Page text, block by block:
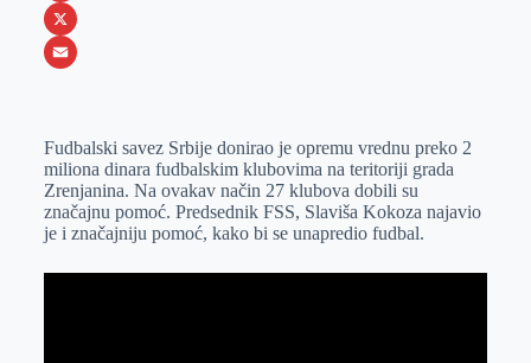
b
o
s
e
e
r
n
k
I
n
i
b
W
h
s
A
p
X
a
i
l
Fudbalski savez Srbije donirao je opremu vrednu preko 2
miliona dinara fudbalskim klubovima na teritoriji grada
Zrenjanina. Na ovakav način 27 klubova dobili su
značajnu pomoć. Predsednik FSS, Slaviša Kokoza najavio
je i značajniju pomoć, kako bi se unapredio fudbal.